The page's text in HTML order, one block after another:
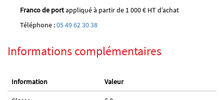
Franco de portappliqué à partir de 1 000 € HT d’achat
Téléphone :05 49 62 30 38
Informations complémentaires
Information Valeur